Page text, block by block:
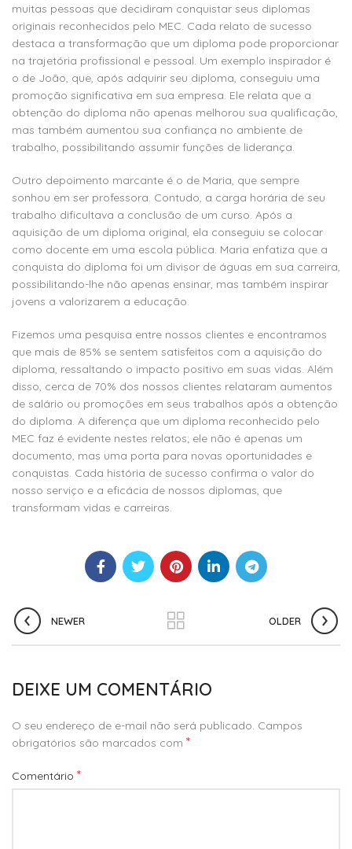
muitas pessoas que decidiram conquistar seus diplomas
originais reconhecidos pelo MEC. Cada relato de sucesso
destaca a transformação que um diploma pode proporcionar
na trajetória profissional e pessoal. Um exemplo inspirador é
o de João, que, após adquirir seu diploma, conseguiu uma
promoção significativa em sua empresa. Ele relata que a
obtenção do diploma não apenas melhorou sua qualificação,
mas também aumentou sua confiança no ambiente de
trabalho, possibilitando assumir funções de liderança.
Outro depoimento marcante é o de Maria, que sempre
sonhou em ser professora. Contudo, a carga horária de seu
trabalho dificultava a conclusão de um curso. Após a
aquisição de um diploma original, ela conseguiu se colocar
como docente em uma escola pública. Maria enfatiza que a
conquista do diploma foi um divisor de águas em sua carreira,
possibilitando-lhe não apenas ensinar, mas também inspirar
jovens a valorizarem a educação.
Fizemos uma pesquisa entre nossos clientes e encontramos
que mais de 85% se sentem satisfeitos com a aquisição do
diploma, ressaltando o impacto positivo em suas vidas. Além
disso, cerca de 70% dos nossos clientes relataram aumentos
de salário ou promoções em seus trabalhos após a obtenção
do diploma. A diferença que um diploma reconhecido pelo
MEC faz é evidente nestes relatos; ele não é apenas um
documento, mas uma porta para novas oportunidades e
conquistas. Cada história de sucesso confirma o valor do
nosso serviço e a eficácia de nossos diplomas, que
transformam vidas e carreiras.
NEWER OLDER
DEIXE UM COMENTÁRIO
O seu endereço de e-mail não será publicado. Campos
obrigatórios são marcados com *
Comentário *